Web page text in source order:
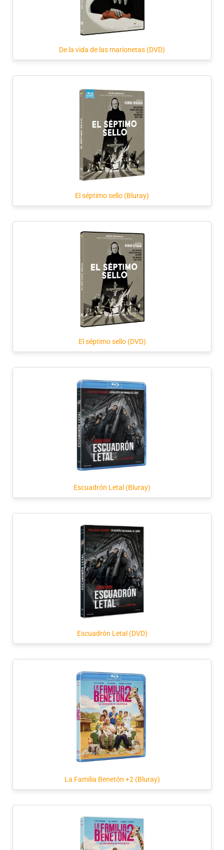
De la vida de las marionetas (DVD)
El séptimo sello (Bluray)
El séptimo sello (DVD)
Escuadrón Letal (Bluray)
Escuadrón Letal (DVD)
La Familia Benetón +2 (Bluray)